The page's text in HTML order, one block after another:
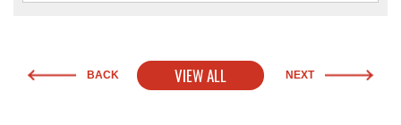
BACK VIEW ALL NEXT